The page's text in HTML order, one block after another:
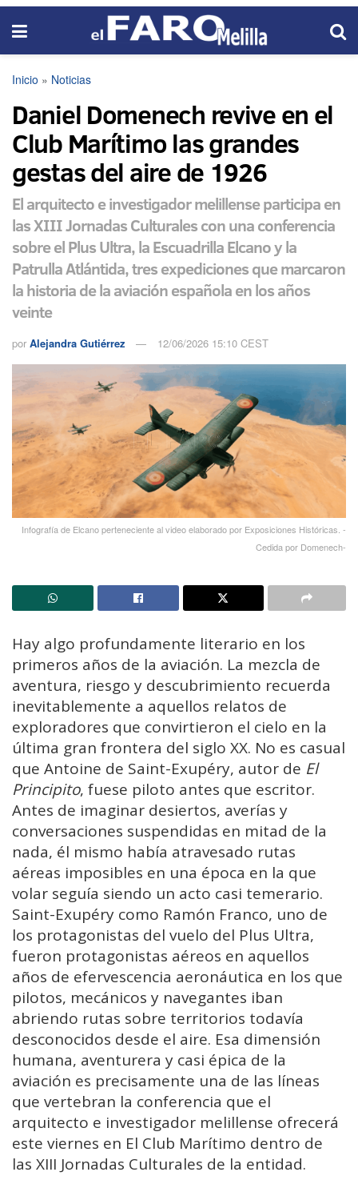
Inicio » Noticias
Daniel Domenech revive en el
Club Marítimo las grandes
gestas del aire de 1926
El arquitecto e investigador melillense participa en
las XIII Jornadas Culturales con una conferencia
sobre el Plus Ultra, la Escuadrilla Elcano y la
Patrulla Atlántida, tres expediciones que marcaron
la historia de la aviación española en los años
veinte
por Alejandra Gutiérrez 12/06/2026 15:10 CEST
Infografía de Elcano perteneciente al video elaborado por Exposiciones Históricas. -
Cedida por Domenech-
Hay algo profundamente literario en los
primeros años de la aviación. La mezcla de
aventura, riesgo y descubrimiento recuerda
inevitablemente a aquellos relatos de
exploradores que convirtieron el cielo en la
última gran frontera del siglo XX. No es casual
que Antoine de Saint-Exupéry, autor de El
Principito, fuese piloto antes que escritor.
Antes de imaginar desiertos, averías y
conversaciones suspendidas en mitad de la
nada, él mismo había atravesado rutas
aéreas imposibles en una época en la que
volar seguía siendo un acto casi temerario.
Saint-Exupéry como Ramón Franco, uno de
los protagonistas del vuelo del Plus Ultra,
fueron protagonistas aéreos en aquellos
años de efervescencia aeronáutica en los que
pilotos, mecánicos y navegantes iban
abriendo rutas sobre territorios todavía
desconocidos desde el aire. Esa dimensión
humana, aventurera y casi épica de la
aviación es precisamente una de las líneas
que vertebran la conferencia que el
arquitecto e investigador melillense ofrecerá
este viernes en El Club Marítimo dentro de
las XIII Jornadas Culturales de la entidad.